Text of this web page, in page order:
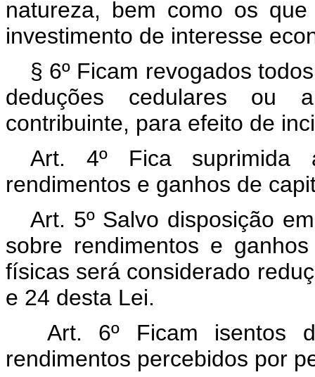
natureza, bem como os
investimento de interesse
§ 6º Ficam revogados
deduções cedulares ou
contribuinte, para efeito de
Art. 4º Fica suprimida
rendimentos e ganhos de
Art. 5º Salvo disposição
sobre rendimentos e
físicas será considerado
e 24 desta Lei.
Art. 6º Ficam isentos
rendimentos percebidos por